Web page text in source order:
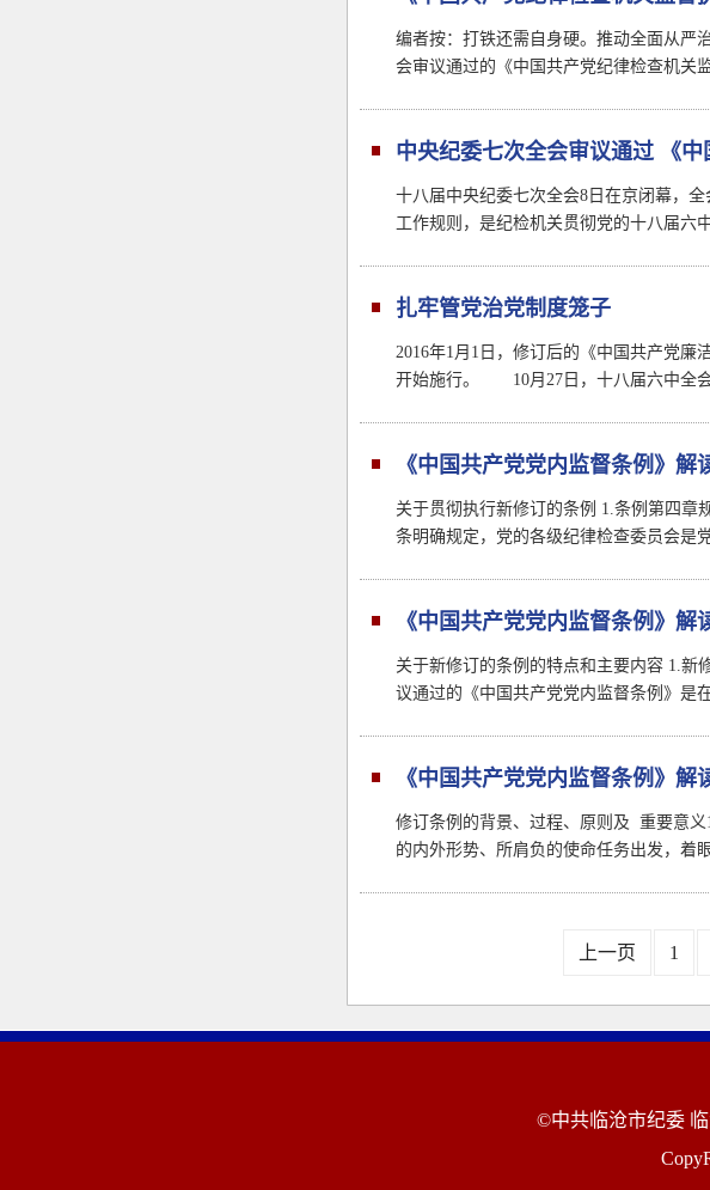
编者按：打铁还需自身硬。推动全面从严
会审议通过的《中国共产党纪律检查机关
中央纪委七次全会审议通过 《
十八届中央纪委七次全会8日在京闭幕，
工作规则，是纪检机关贯彻党的十八届六
扎牢管党治党制度笼子
2016年1月1日，修订后的《中国共产党
开始施行。 10月27日，十八届六中全会
《中国共产党党内监督条例》解
关于贯彻执行新修订的条例 1.条例第四章
条明确规定，党的各级纪律检查委员会是
《中国共产党党内监督条例》解
关于新修订的条例的特点和主要内容 1.新
议通过的《中国共产党党内监督条例》是
《中国共产党党内监督条例》解
修订条例的背景、过程、原则及 重要意
的内外形势、所肩负的使命任务出发，着
上一页 1
©中共临沧市纪委